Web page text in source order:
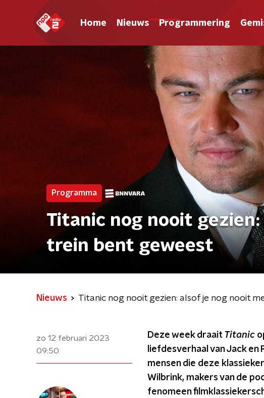
Home Nieuws Programmering
Programma
Titanic nog nooit
trein bent geweest
Nieuws Titanic nog nooit gezien: alsof je nog nooit
zo 12 februari 2023
09:50
Deze week draait Titanic
liefdesverhaal van Jack
mensen die deze
Wilbrink, makers van de
fenomeen